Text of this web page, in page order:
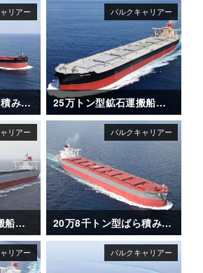
18万3千トン型ばら積み運搬船「NIGHTSKY」 25万トン型鉱石運搬船「AKAGISAN」
25万トン型鉱石運搬船「CAPE ESPERANZA」 20万8千トン型ばら積み運搬船「CSK ZEPHYR」